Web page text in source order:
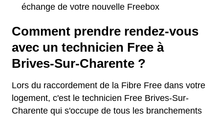
échange de votre nouvelle Freebox
Comment prendre rendez-vous
avec un technicien Free à
Brives-Sur-Charente ?
Lors du raccordement de la Fibre Free dans votre
logement, c'est le technicien Free Brives-Sur-
Charente qui s'occupe de tous les branchements